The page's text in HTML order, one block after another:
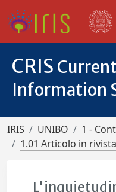
CRIS
Information
IRIS UNIBO
1 -
1.01 Articolo in rivista